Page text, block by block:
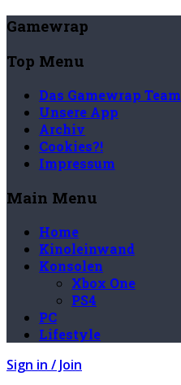
Gamewrap
Top Menu
Das Gamewrap Team
Unsere App
Archiv
Cookies?!
Impressum
Main Menu
Home
Kinoleinwand
Konsolen
Xbox One
PS4
PC
Lifestyle
Sign in / Join